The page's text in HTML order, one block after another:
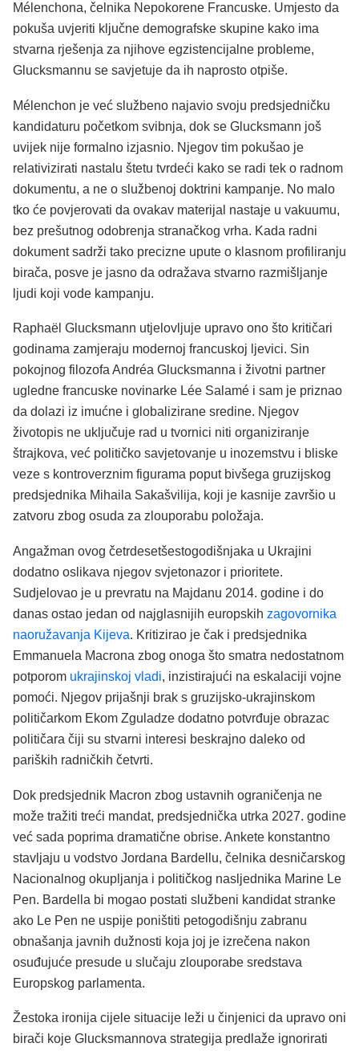
Mélenchona, čelnika Nepokorene Francuske. Umjesto da
pokuša uvjeriti ključne demografske skupine kako ima
stvarna rješenja za njihove egzistencijalne probleme,
Glucksmannu se savjetuje da ih naprosto otpiše.
Mélenchon je već službeno najavio svoju predsjedničku
kandidaturu početkom svibnja, dok se Glucksmann još
uvijek nije formalno izjasnio. Njegov tim pokušao je
relativizirati nastalu štetu tvrdeći kako se radi tek o radnom
dokumentu, a ne o službenoj doktrini kampanje. No malo
tko će povjerovati da ovakav materijal nastaje u vakuumu,
bez prešutnog odobrenja stranačkog vrha. Kada radni
dokument sadrži tako precizne upute o klasnom profiliranju
birača, posve je jasno da odražava stvarno razmišljanje
ljudi koji vode kampanju.
Raphaël Glucksmann utjelovljuje upravo ono što kritičari
godinama zamjeraju modernoj francuskoj ljevici. Sin
pokojnog filozofa Andréa Glucksmanna i životni partner
ugledne francuske novinarke Lée Salamé i sam je priznao
da dolazi iz imućne i globalizirane sredine. Njegov
životopis ne uključuje rad u tvornici niti organiziranje
štrajkova, već političko savjetovanje u inozemstvu i bliske
veze s kontroverznim figurama poput bivšega gruzijskog
predsjednika Mihaila Sakašvilija, koji je kasnije završio u
zatvoru zbog osuda za zlouporabu položaja.
Angažman ovog četrdesetšestogodišnjaka u Ukrajini
dodatno oslikava njegov svjetonazor i prioritete.
Sudjelovao je u prevratu na Majdanu 2014. godine i do
danas ostao jedan od najglasnijih europskih zagovornika
naoružavanja Kijeva. Kritizirao je čak i predsjednika
Emmanuela Macrona zbog onoga što smatra nedostatnom
potporom ukrajinskoj vladi, inzistirajući na eskalaciji vojne
pomoći. Njegov prijašnji brak s gruzijsko-ukrajinskom
političarkom Ekom Zguladze dodatno potvrđuje obrazac
političara čiji su stvarni interesi beskrajno daleko od
pariških radničkih četvrti.
Dok predsjednik Macron zbog ustavnih ograničenja ne
može tražiti treći mandat, predsjednička utrka 2027. godine
već sada poprima dramatične obrise. Ankete konstantno
stavljaju u vodstvo Jordana Bardellu, čelnika desničarskog
Nacionalnog okupljanja i političkog nasljednika Marine Le
Pen. Bardella bi mogao postati službeni kandidat stranke
ako Le Pen ne uspije poništiti petogodišnju zabranu
obnašanja javnih dužnosti koja joj je izrečena nakon
osuđujuće presude u slučaju zlouporabe sredstava
Europskog parlamenta.
Žestoka ironija cijele situacije leži u činjenici da upravo oni
birači koje Glucksmannova strategija predlaže ignorirati